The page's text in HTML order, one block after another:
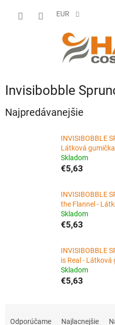
EUR
Invisibobble
Najpredávanejšie
INVISIBOBBLE
Látková
Skladom
€5,63
INVISIBOBBLE
the Flannel -
Skladom
€5,63
INVISIBOBBLE
is Real -
Skladom
€5,63
Odporúčame Najlacnejšie